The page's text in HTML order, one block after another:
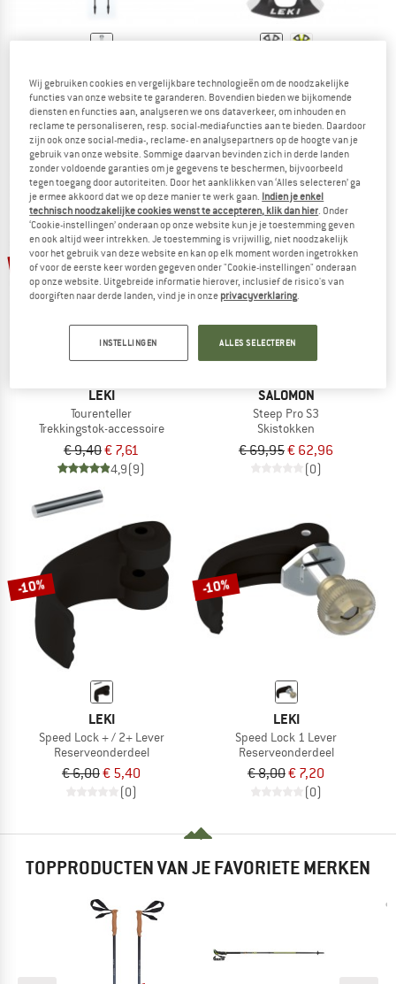
Speed Trail FXP
Toerskistokken
€ 169,95€ 110,47
4,5(2)
Big Mountain Basket
Trekkingstok-accessoire
€ 9,95€ 8,06
4,9(34)
-19%
LEKI
Tourenteller
Trekkingstok-accessoire
€ 9,40€ 7,61
4,9(9)
-10%
SALOMON
Steep Pro S3
Skistokken
€ 69,95€ 62,96
(0)
-10%
LEKI
Speed Lock + / 2+ Lever
Reserveonderdeel
€ 6,00€ 5,40
(0)
-10%
LEKI
Speed Lock 1 Lever
Reserveonderdeel
€ 8,00€ 7,20
(0)
TOPPRODUCTEN VAN JE FAVORIETE MERKEN
Wij gebruiken cookies en vergelijkbare technologieën om de noodzakelijke
functies van onze website te garanderen. Bovendien bieden we bijkomende
diensten en functies aan, analyseren we ons dataverkeer, om inhouden en
reclame te personaliseren, resp. social-mediafuncties aan te bieden. Daardoor
zijn ook onze social-media-, reclame- en analysepartners op de hoogte van je
gebruik van onze website. Sommige daarvan bevinden zich in derde landen
zonder voldoende garanties om je gegevens te beschermen, bijvoorbeeld
tegen toegang door autoriteiten. Door het aanklikken van ‘Alles selecteren’ ga
je ermee akkoord dat we op deze manier te werk gaan. Indien je enkel
technisch noodzakelijke cookies wenst te accepteren, klik dan hier. Onder
‘Cookie-instellingen’ onderaan op onze website kun je je toestemming geven
en ook altijd weer intrekken. Je toestemming is vrijwillig, niet noodzakelijk
voor het gebruik van deze website en kan op elk moment worden ingetrokken
of voor de eerste keer worden gegeven onder "Cookie-instellingen" onderaan
op onze website. Uitgebreide informatie hierover, inclusief de risico's van
doorgiften naar derde landen, vind je in onze privacyverklaring.
INSTELLINGEN ALLES SELECTEREN